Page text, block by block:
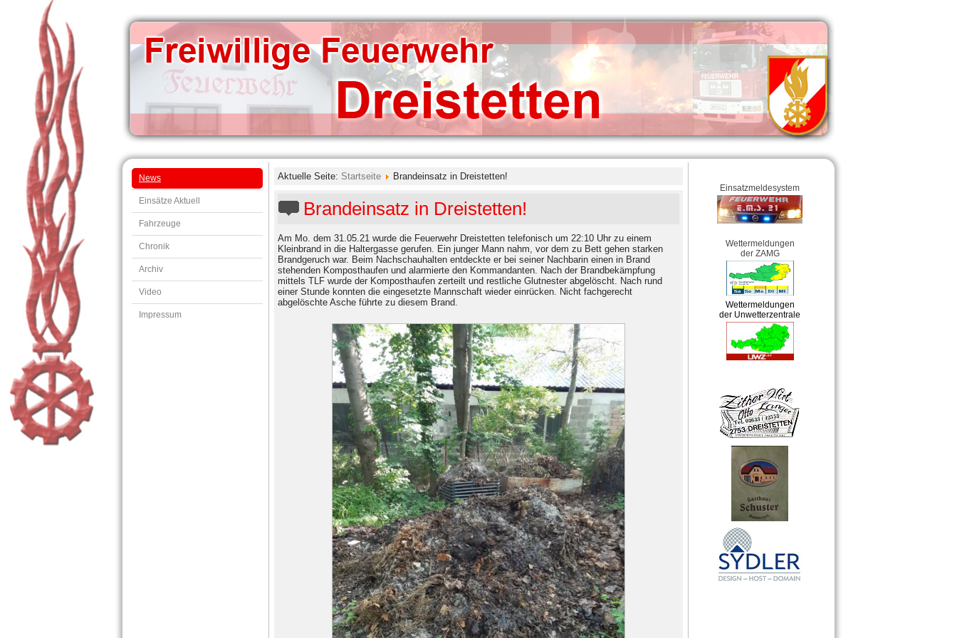
News
Einsätze Aktuell
Fahrzeuge
Chronik
Archiv
Video
Impressum
Aktuelle Seite: Startseite Brandeinsatz in Dreistetten!
Brandeinsatz in Dreistetten!
Am Mo. dem 31.05.21 wurde die Feuerwehr Dreistetten telefonisch um 22:10 Uhr zu einem
Kleinbrand in die Haltergasse gerufen. Ein junger Mann nahm, vor dem zu Bett gehen starken
Brandgeruch war. Beim Nachschauhalten entdeckte er bei seiner Nachbarin einen in Brand
stehenden Komposthaufen und alarmierte den Kommandanten. Nach der Brandbekämpfung
mittels TLF wurde der Komposthaufen zerteilt und restliche Glutnester abgelöscht. Nach rund
einer Stunde konnten die eingesetzte Mannschaft wieder einrücken. Nicht fachgerecht
abgelöschte Asche führte zu diesem Brand.
Einsatzmeldesystem
Wettermeldungen
der ZAMG
Wettermeldungen
der Unwetterzentrale